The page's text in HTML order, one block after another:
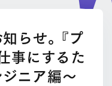
らせ。『プ
事にするた
ニア編～